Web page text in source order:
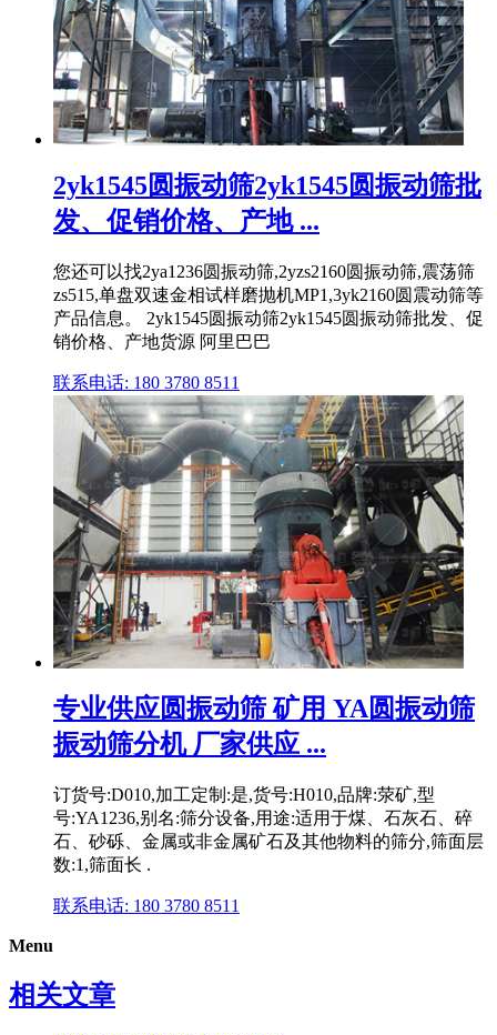
2yk1545圆振动筛2yk1545圆振动筛批
发、促销价格、产地 ...
您还可以找2ya1236圆振动筛,2yzs2160圆振动筛,震荡筛
zs515,单盘双速金相试样磨抛机MP1,3yk2160圆震动筛等
产品信息。 2yk1545圆振动筛2yk1545圆振动筛批发、促
销价格、产地货源 阿里巴巴
联系电话: 180 3780 8511
专业供应圆振动筛 矿用 YA圆振动筛
振动筛分机 厂家供应 ...
订货号:D010,加工定制:是,货号:H010,品牌:荥矿,型
号:YA1236,别名:筛分设备,用途:适用于煤、石灰石、碎
石、砂砾、金属或非金属矿石及其他物料的筛分,筛面层
数:1,筛面长 .
联系电话: 180 3780 8511
Menu
相关文章